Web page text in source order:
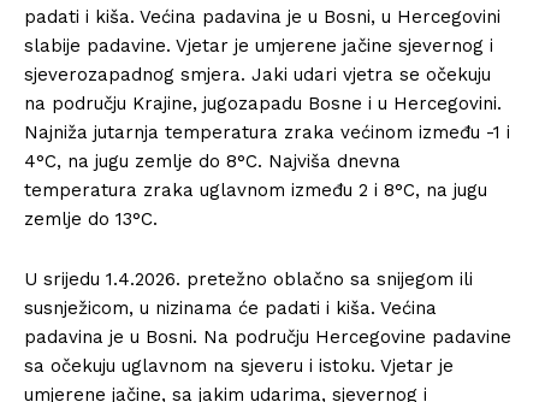
padati i kiša. Većina padavina je u Bosni, u Hercegovini
slabije padavine. Vjetar je umjerene jačine sjevernog i
sjeverozapadnog smjera. Jaki udari vjetra se očekuju
na području Krajine, jugozapadu Bosne i u Hercegovini.
Najniža jutarnja temperatura zraka većinom između -1 i
4°C, na jugu zemlje do 8°C. Najviša dnevna
temperatura zraka uglavnom između 2 i 8°C, na jugu
zemlje do 13°C.
U srijedu 1.4.2026. pretežno oblačno sa snijegom ili
susnježicom, u nizinama će padati i kiša. Većina
padavina je u Bosni. Na području Hercegovine padavine
sa očekuju uglavnom na sjeveru i istoku. Vjetar je
umjerene jačine, sa jakim udarima, sjevernog i